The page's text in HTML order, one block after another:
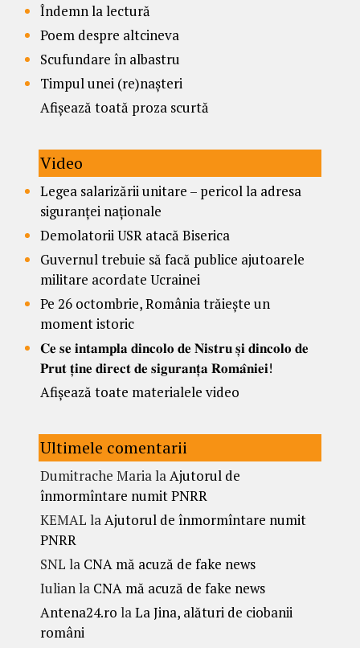
Îndemn la lectură
Poem despre altcineva
Scufundare în albastru
Timpul unei (re)nașteri
Afișează toată proza scurtă
Video
Legea salarizării unitare – pericol la adresa
siguranței naționale
Demolatorii USR atacă Biserica
Guvernul trebuie să facă publice ajutoarele
militare acordate Ucrainei
Pe 26 octombrie, România trăiește un
moment istoric
𝐂𝐞 𝐬𝐞 𝐢𝐧𝐭𝐚𝐦𝐩𝐥𝐚 𝐝𝐢𝐧𝐜𝐨𝐥𝐨 𝐝𝐞 𝐍𝐢𝐬𝐭𝐫𝐮 𝐬̦𝐢 𝐝𝐢𝐧𝐜𝐨𝐥𝐨 𝐝𝐞
𝐏𝐫𝐮𝐭 𝐭̦𝐢𝐧𝐞 𝐝𝐢𝐫𝐞𝐜𝐭 𝐝𝐞 𝐬𝐢𝐠𝐮𝐫𝐚𝐧𝐭̦𝐚 𝐑𝐨𝐦𝐚̂𝐧𝐢𝐞𝐢!
Afișează toate materialele video
Ultimele comentarii
Dumitrache MarialaAjutorul de
înmormîntare numit PNRR
KEMAL laAjutorul de înmormîntare numit
PNRR
SNL la CNA mă acuză de fake news
Iulianla CNA mă acuză de fake news
Antena24.ro laLa Jina, alături de ciobanii
români